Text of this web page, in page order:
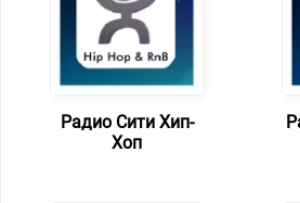
Радио Сити Хип-
Хоп